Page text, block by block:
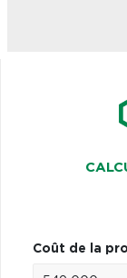
Coût de la